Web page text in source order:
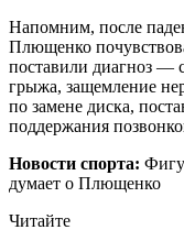
Напомним, после
Плющенко
поставили диагноз —
грыжа, защемление
по замене диска,
поддержания
Новости спорта:
думает о Плющенко
Читайте